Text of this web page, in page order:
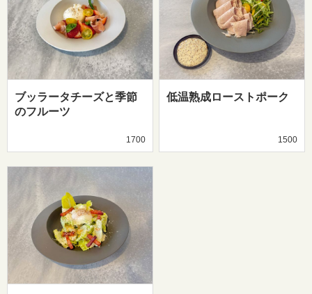
ブッラータチーズと季節
のフルーツ
1700
低温熟成ローストポーク
1500